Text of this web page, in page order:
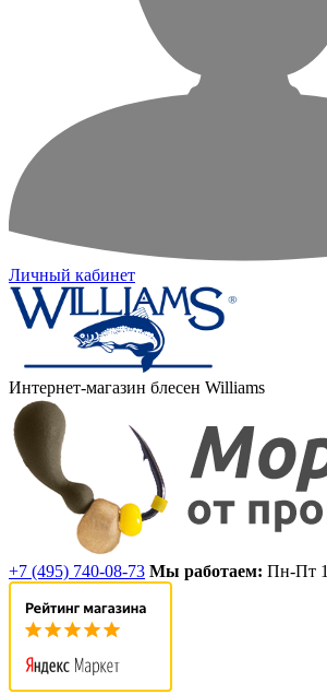
Личный кабинет
Интернет-магазин блесен Williams
+7 (495) 740-08-73 Мы работаем: Пн-Пт